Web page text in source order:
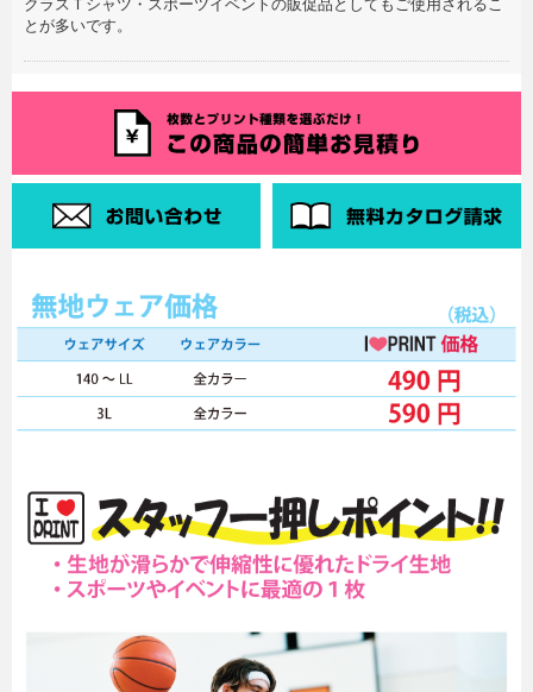
クラスＴシャツ・スポーツイベントの販促品としてもご使用されるこ
とが多いです。